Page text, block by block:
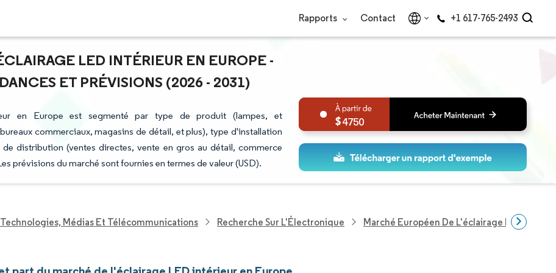
Rapports Contact +1 617-765-2493
LED INTÉRIEUR EN EUROPE -
ET PRÉVISIONS (2026 - 2031)
en Europe est segmenté par type de produit (lampes, et
commerciaux, magasins de détail, et plus), type d'installation
distribution (ventes directes, vente en gros au détail, commerce
prévisions du marché sont fournies en termes de valeur (USD).
4750
Technologies, Médias Et Télécommunications Recherche Sur L'Électronique Marché Européen De L'éclairage LED